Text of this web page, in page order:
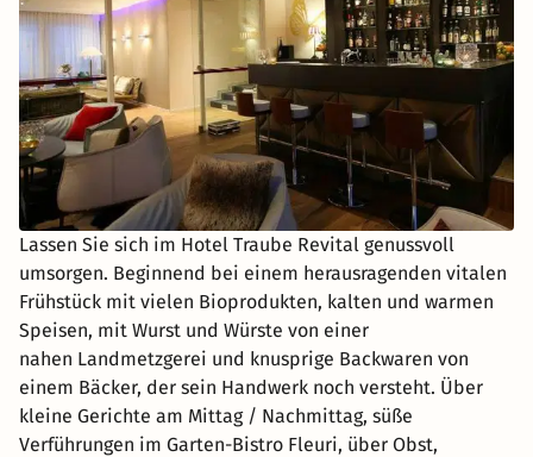
Lassen Sie sich im Hotel Traube Revital genussvoll
umsorgen. Beginnend bei einem herausragenden vitalen
Frühstück mit vielen Bioprodukten, kalten und warmen
Speisen, mit Wurst und Würste von einer
nahen Landmetzgerei und knusprige Backwaren von
einem Bäcker, der sein Handwerk noch versteht. Über
kleine Gerichte am Mittag / Nachmittag, süße
Verführungen im Garten-Bistro Fleuri, über Obst,